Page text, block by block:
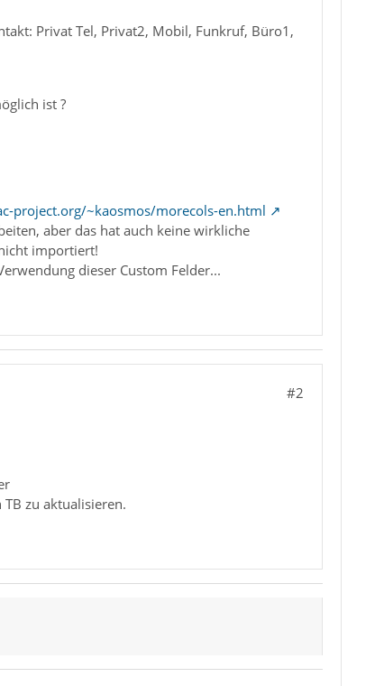
Privat Tel, Privat2, Mobil, Funkruf, Büro1,
ist ?
project.org/~kaosmos/morecols-en.html
aber das hat auch keine wirkliche
importiert!
dieser Custom Felder...
#2
zu aktualisieren.